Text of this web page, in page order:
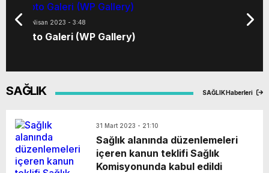
06 Nisan 2023 - 3:48
Foto Galeri (WP Gallery)
SAĞLIK SAĞLIK Haberleri
31 Mart 2023 - 21:10
Sağlık alanında düzenlemeleri
içeren kanun teklifi Sağlık
Komisyonunda kabul edildi